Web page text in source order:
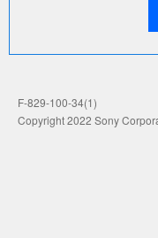
F-829-100-34(1)
Copyright 2022 Sony